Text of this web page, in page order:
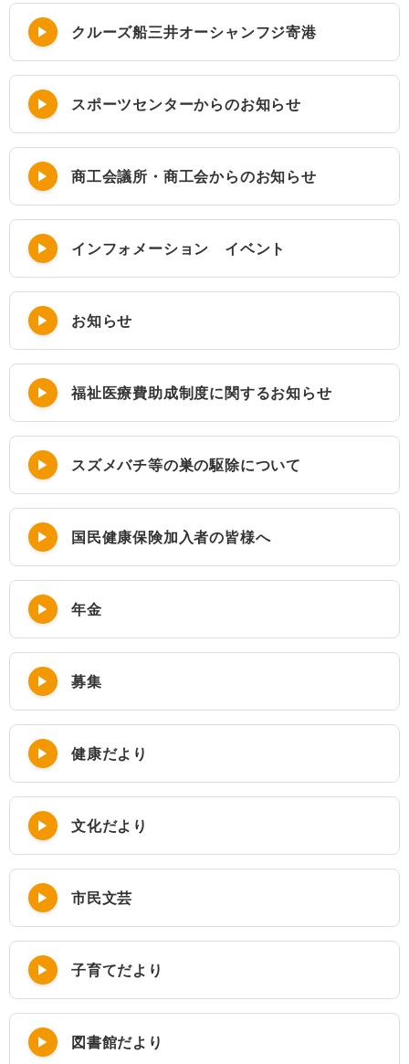
クルーズ船三井オーシャンフジ寄港
スポーツセンターからのお知らせ
商工会議所・商工会からのお知らせ
インフォメーション イベント
お知らせ
福祉医療費助成制度に関するお知らせ
スズメバチ等の巣の駆除について
国民健康保険加入者の皆様へ
年金
募集
健康だより
文化だより
市民文芸
子育てだより
図書館だより